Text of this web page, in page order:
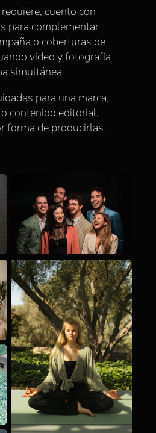
cuento con
para complementar
o coberturas de
vídeo y fotografía
simultánea.
para una marca,
contenido editorial,
forma de producirlas.